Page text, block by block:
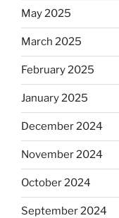
May 2025
March 2025
February 2025
January 2025
December 2024
November 2024
October 2024
September 2024